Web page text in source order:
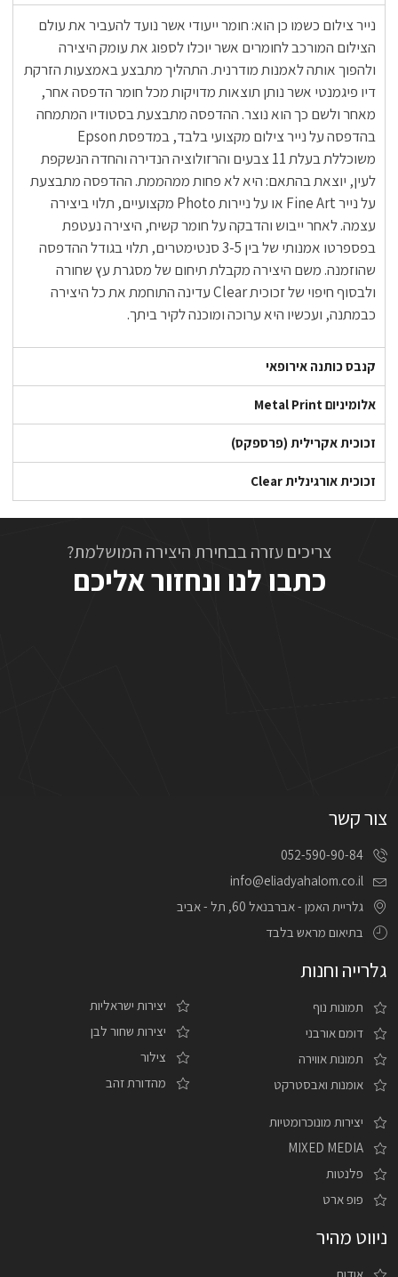
נייר צילום כשמו כן הוא: חומר ייעודי אשר נועד להעביר את עולם
הצילום המורכב לחומרים אשר יוכלו לספוג את עומק היצירה
ולהפוך אותה לאמנות מודרנית. התהליך מתבצע באמצעות הזרקת
דיו פיגמנטי אשר נותן תוצאות מדויקות מכל חומר הדפסה אחר,
מאחר ולשם כך הוא נוצר. ההדפסה מתבצעת בסטודיו המתמחה
בהדפסה על נייר צילום מקצועי בלבד, במדפסת Epson
משוכללת בעלת 11 צבעים והרזולוציה הנדירה והחדה הנשקפת
לעין, יוצאת בהתאם: היא לא פחות ממהממת. ההדפסה מתבצעת
על נייר Fine Art או על ניירות Photo מקצועיים, תלוי ביצירה
עצמה. לאחר ייבוש והדבקה על חומר קשיח, היצירה נעטפת
בפספרטו אמנותי של בין 3-5 סנטימטרים, תלוי בגודל ההדפסה
שהוזמנה. משם היצירה מקבלת תיחום של מסגרת עץ שחורה
ולבסוף חיפוי של זכוכית Clear עדינה התוחמת את כל היצירה
כבמתנה, ועכשיו היא ערוכה ומוכנה לקיר ביתך.
קנבס כותנה אירופאי
אלומיניום Metal Print
זכוכית אקרילית (פרספקס)
זכוכית אורגינלית Clear
צריכים עזרה בבחירת היצירה המושלמת?
כתבו לנו ונחזור אליכם
צור קשר
052-590-90-84
info@eliadyahalom.co.il
גלריית האמן - אברבנאל 60, תל - אביב
בתיאום מראש בלבד
גלרייה וחנות
תמונות נוף
דומם אורבני
תמונות אווירה
אומנות ואבסטרקט
יצירות ישראליות
יצירות שחור לבן
צילור
מהדורת זהב
יצירות מונוכרומטיות
MIXED MEDIA
פלנטות
פופ ארט
ניווט מהיר